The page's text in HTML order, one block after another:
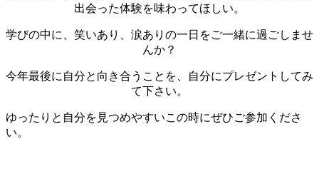
出会った体験を味わってほしい。
学びの中に、笑いあり、涙ありの一日をご一緒に過ごしませ
んか？
今年最後に自分と向き合うことを、自分にプレゼントしてみ
て下さい。
ゆったりと自分を見つめやすいこの時にぜひご参加くださ
い。